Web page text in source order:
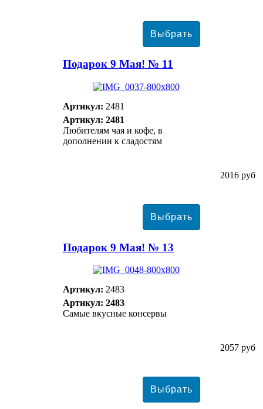
Подарок 9 Мая! № 11
Артикул: 2481
Артикул: 2481
Любителям чая и кофе, в
дополнении к сладостям
2016 руб
Подарок 9 Мая! № 13
Артикул: 2483
Артикул: 2483
Самые вкусные консервы
2057 руб